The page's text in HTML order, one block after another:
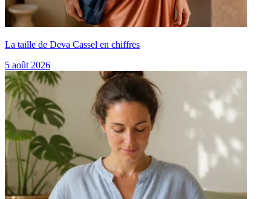
La taille de Deva Cassel en chiffres
5 août 2026